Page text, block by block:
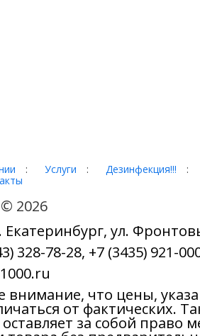
: Услуги : Дезинфекция!!!
:
2026
Екатеринбург, ул.
328-78-28, +7 (3435) 921-
что цены,
от фактических.
за собой право